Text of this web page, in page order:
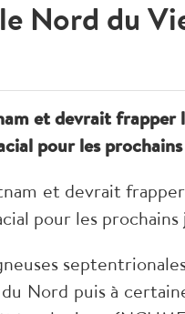
Nord du
et devrait
pour les
et devrait
pour les prochains
Nord puis à